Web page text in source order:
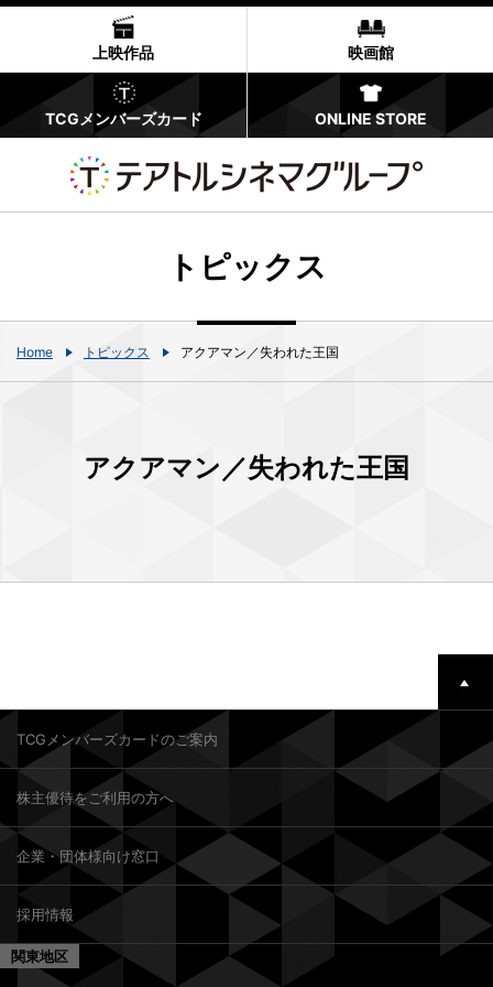
上映作品 映画館
TCGメンバーズカード ONLINE STORE
トピックス
Home トピックス アクアマン／失われた王国
アクアマン／失われた王国
TCGメンバーズカードのご案内
株主優待をご利用の方へ
企業・団体様向け窓口
採用情報
関東地区